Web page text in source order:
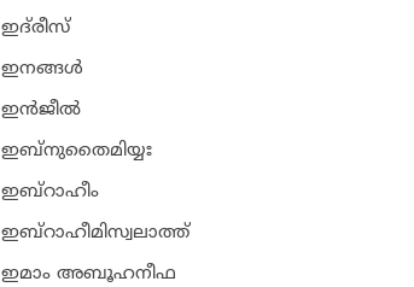
ഇദ്‌രീസ്‌
ഇനങ്ങള്‍
ഇന്‍ജീല്‍
ഇബ്‌നുതൈമിയ്യഃ
ഇബ്‌റാഹീം
ഇബ്‌റാഹീമിസ്വലാത്ത്
ഇമാം അബൂഹനീഫ